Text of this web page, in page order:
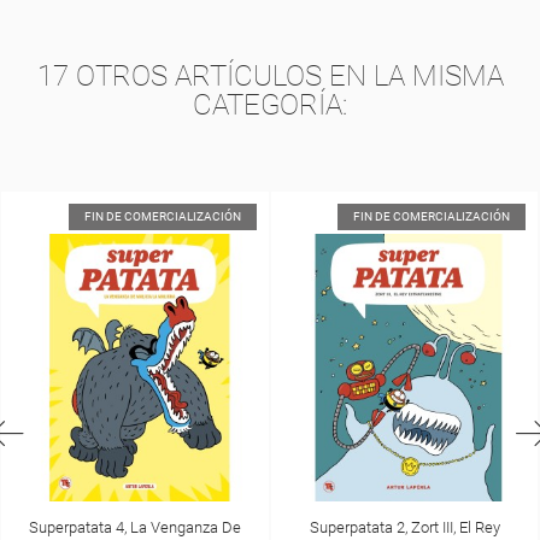
17 OTROS ARTÍCULOS EN LA MISMA
CATEGORÍA:
FIN DE COMERCIALIZACIÓN
Superpatata 2, Zort III, El Rey
FIN DE COMERCIALIZACIÓN
Superpatata Contra La